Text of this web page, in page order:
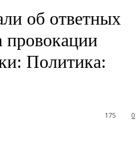
об ответных
провокации
Политика:
0
175